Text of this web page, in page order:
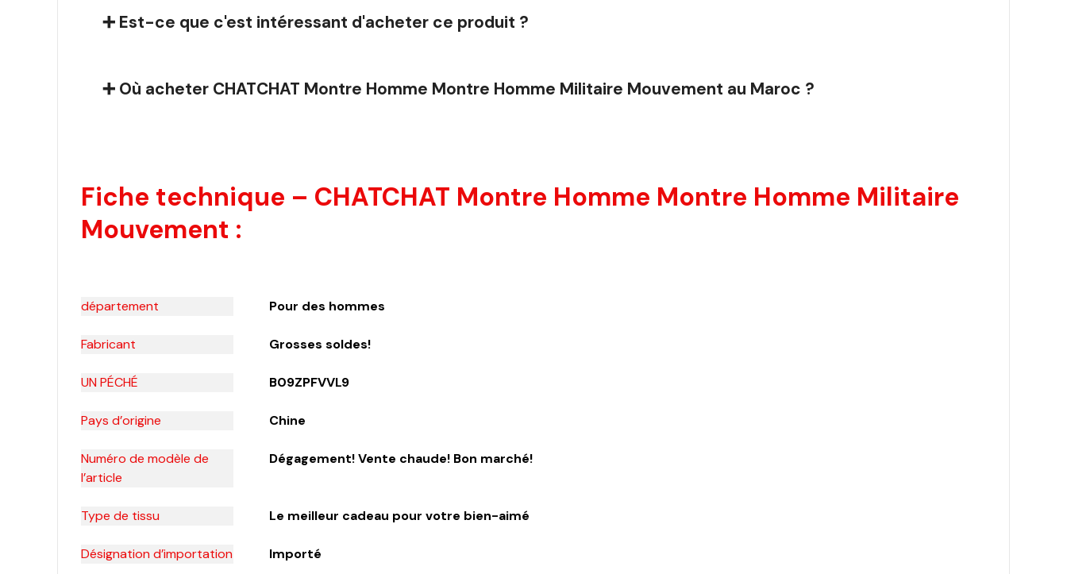
➕ Est-ce que c'est intéressant d'acheter ce produit ?
➕ Où acheter CHATCHAT Montre Homme Montre Homme Militaire Mouvement au Maroc ?
Fiche technique – CHATCHAT Montre Homme Montre Homme Militaire
Mouvement :
département Pour des hommes
Fabricant Grosses soldes!
UN PÉCHÉ B09ZPFVVL9
Pays d’origine Chine
Numéro de modèle de
l’article
Dégagement! Vente chaude! Bon marché!
Type de tissu Le meilleur cadeau pour votre bien-aimé
Désignation d’importation Importé